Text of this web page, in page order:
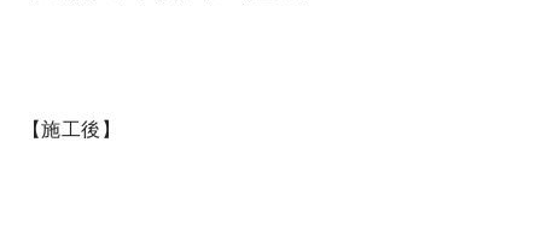
【施工後】